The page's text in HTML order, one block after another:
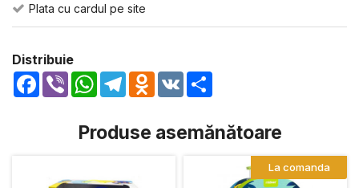
Plata cu cardul pe site
Distribuie
Facebook
Viber WhatsApp
TelegramOdnoklassniki
VK
Produse asemănătoare
La comanda